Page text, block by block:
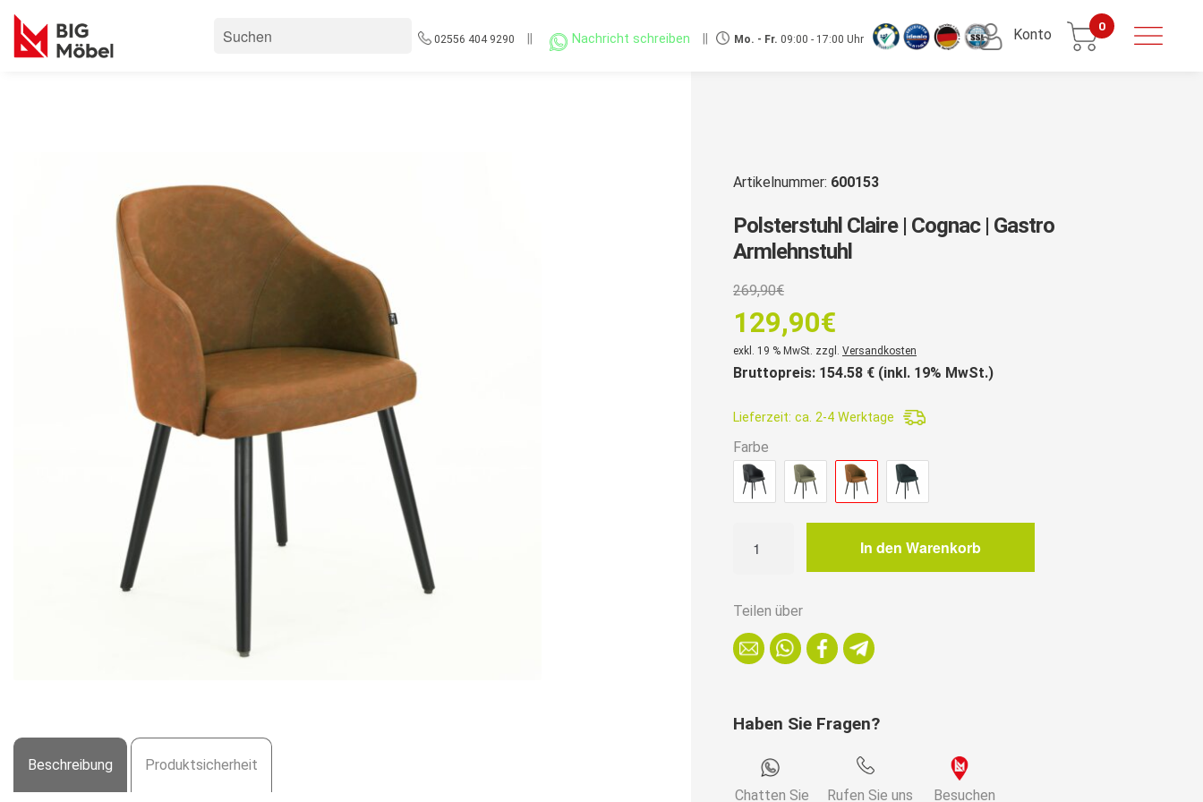
02556 404 9290 Nachricht schreiben Mo. - Fr. 09:00 - 17:00 Uhr Konto 0
Beschreibung Produktsicherheit
Artikelnummer: 600153
Polsterstuhl Claire | Cognac | Gastro
Armlehnstuhl
269,90€Ursprünglicher
Preis
war:
269,90€
129,90€
Aktueller
Preis
ist:
129,90€.
exkl. 19 % MwSt. zzgl. Versandkosten
Bruttopreis: 154.58 € (inkl. 19% MwSt.)
Lieferzeit: ca. 2-4 Werktage
Farbe
Claire
Cognac
|
Gastro
In den Warenkorb
Teilen über
Haben Sie Fragen?
Chatten Sie
Rufen Sie uns
Besuchen